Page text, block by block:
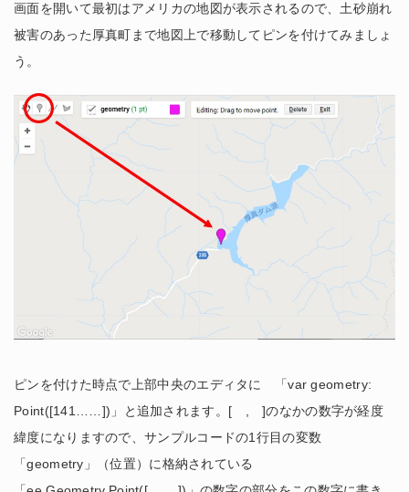
画面を開いて最初はアメリカの地図が表示されるので、土砂崩れ
被害のあった厚真町まで地図上で移動してピンを付けてみましょ
う。
ピンを付けた時点で上部中央のエディタに 「var geometry:
Point([141……])」と追加されます。[ , ]のなかの数字が経度
緯度になりますので、サンプルコードの1行目の変数
「geometry」（位置）に格納されている